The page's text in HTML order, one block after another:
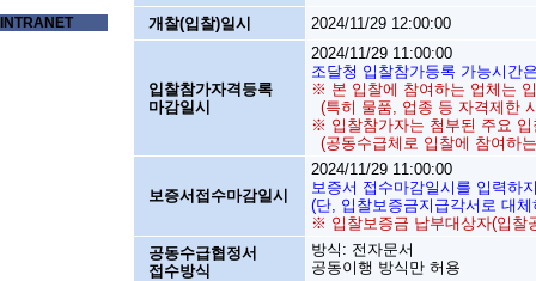
개찰(입찰)일시
2024/11/29 12:00:00
입찰참가자격등록
마감일시
2024/11/29 11:00:00
조달청 입찰참가등록 가능시간
※ 본 입찰에 참여하는 업체는
(특히 물품, 업종 등 자격제한
※ 입찰참가자는 첨부된 주요
(공동수급체로 입찰에 참여하
보증서접수마감일시
2024/11/29 11:00:00
보증서 접수마감일시를 입력하
(단, 입찰보증금지급각서로 대
※ 입찰보증금 납부대상자(입찰
공동수급협정서
접수방식
방식: 전자문서
공동이행 방식만 허용
INTRANET